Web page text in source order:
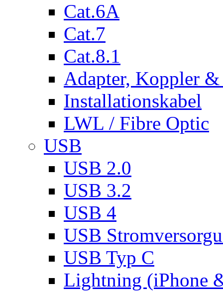
Cat.6A
Cat.7
Cat.8.1
Adapter, Koppler &
Installationskabel
LWL / Fibre Optic
USB
USB 2.0
USB 3.2
USB 4
USB
USB Typ C
Lightning (iPhone